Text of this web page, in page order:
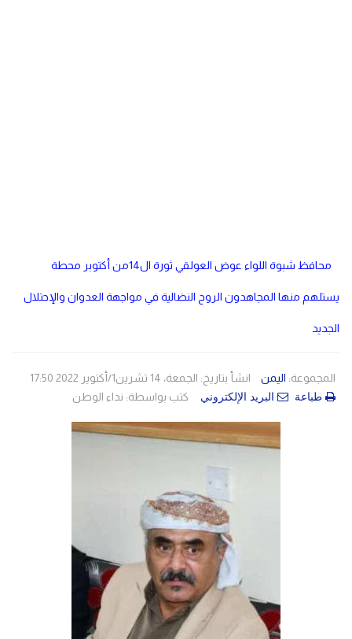
محافظ شبوة اللواء عوض العولقي ثورة ال14من أكتوبر محطة
يستلهم منها المجاهدون الروح النضالية في مواجهة العدوان والإحتلال
الجديد
المجموعة: اليمن
انشأ بتاريخ: الجمعة، 14 تشرين1/أكتوير 2022 17:50
كتب بواسطة: نداء الوطن طباعة البريد الإلكتروني